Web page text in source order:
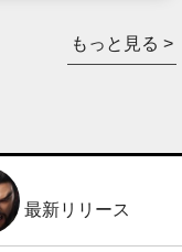
もっと見る >
最新リリース